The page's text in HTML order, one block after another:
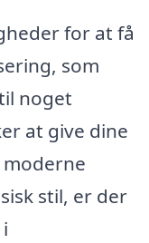
for at få
som
noget
at give dine
stil, er der